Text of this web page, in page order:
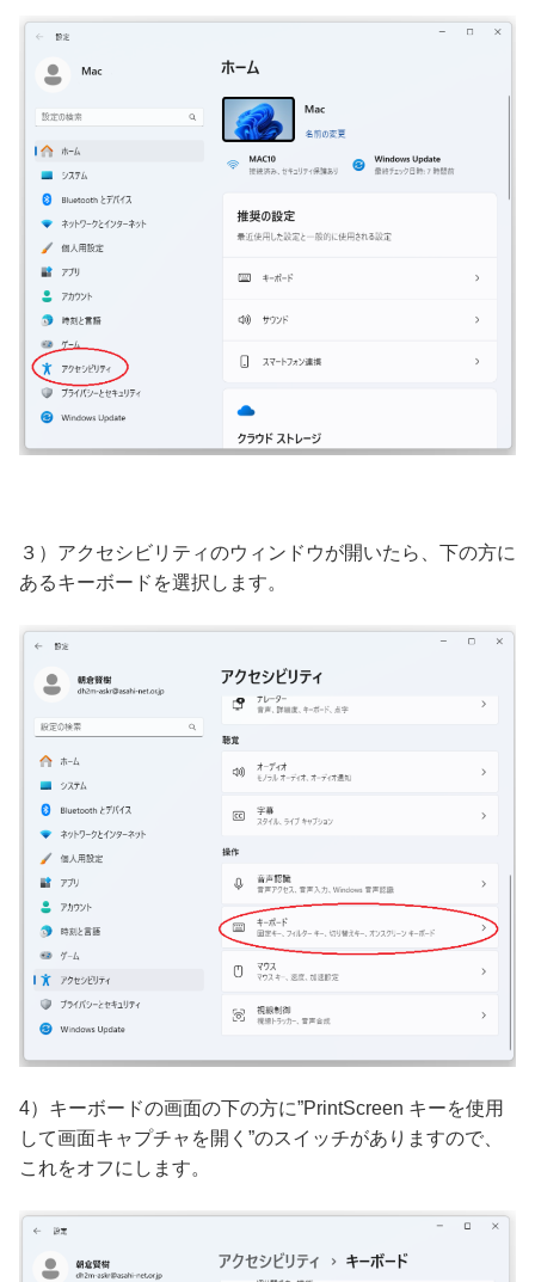
３）アクセシビリティのウィンドウが開いたら、下の方に
あるキーボードを選択します。
4）キーボードの画面の下の方に”PrintScreen キーを使用
して画面キャプチャを開く”のスイッチがありますので、
これをオフにします。